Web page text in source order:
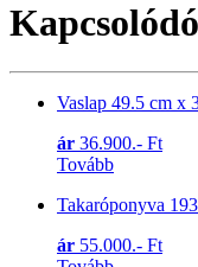
Vaslap 49.5 cm x
ár 36.900.- Ft
Tovább
Takaróponyva
ár 55.000.- Ft